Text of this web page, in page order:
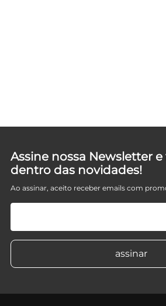
Assine nossa Newsletter
dentro das novidades!
Ao assinar, aceito receber emails com